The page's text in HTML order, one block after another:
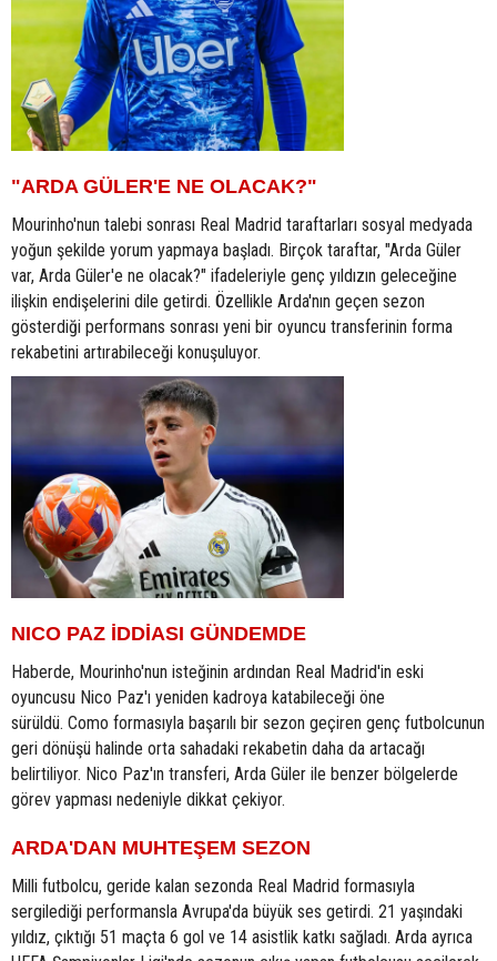
"ARDA GÜLER'E NE OLACAK?"
Mourinho'nun talebi sonrası Real Madrid taraftarları sosyal medyada
yoğun şekilde yorum yapmaya başladı. Birçok taraftar, "Arda Güler
var, Arda Güler'e ne olacak?" ifadeleriyle genç yıldızın geleceğine
ilişkin endişelerini dile getirdi. Özellikle Arda'nın geçen sezon
gösterdiği performans sonrası yeni bir oyuncu transferinin forma
rekabetini artırabileceği konuşuluyor.
NICO PAZ İDDİASI GÜNDEMDE
Haberde, Mourinho'nun isteğinin ardından Real Madrid'in eski
oyuncusu Nico Paz'ı yeniden kadroya katabileceği öne
sürüldü. Como formasıyla başarılı bir sezon geçiren genç futbolcunun
geri dönüşü halinde orta sahadaki rekabetin daha da artacağı
belirtiliyor. Nico Paz'ın transferi, Arda Güler ile benzer bölgelerde
görev yapması nedeniyle dikkat çekiyor.
ARDA'DAN MUHTEŞEM SEZON
Milli futbolcu, geride kalan sezonda Real Madrid formasıyla
sergilediği performansla Avrupa'da büyük ses getirdi. 21 yaşındaki
yıldız, çıktığı 51 maçta 6 gol ve 14 asistlik katkı sağladı. Arda ayrıca